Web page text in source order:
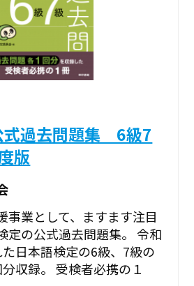
式過去問題集 6級7
版
事業として、ますます注目
定の公式過去問題集。 令和
日本語検定の6級、7級の
収録。 受検者必携の１